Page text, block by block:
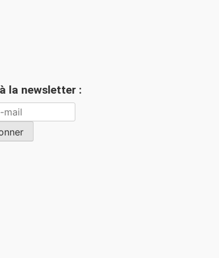
la newsletter :